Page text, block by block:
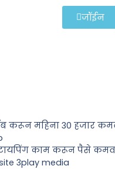
जॉईन
करून महिना 30 हजार
टायपिंग काम करून पैसे
3play media